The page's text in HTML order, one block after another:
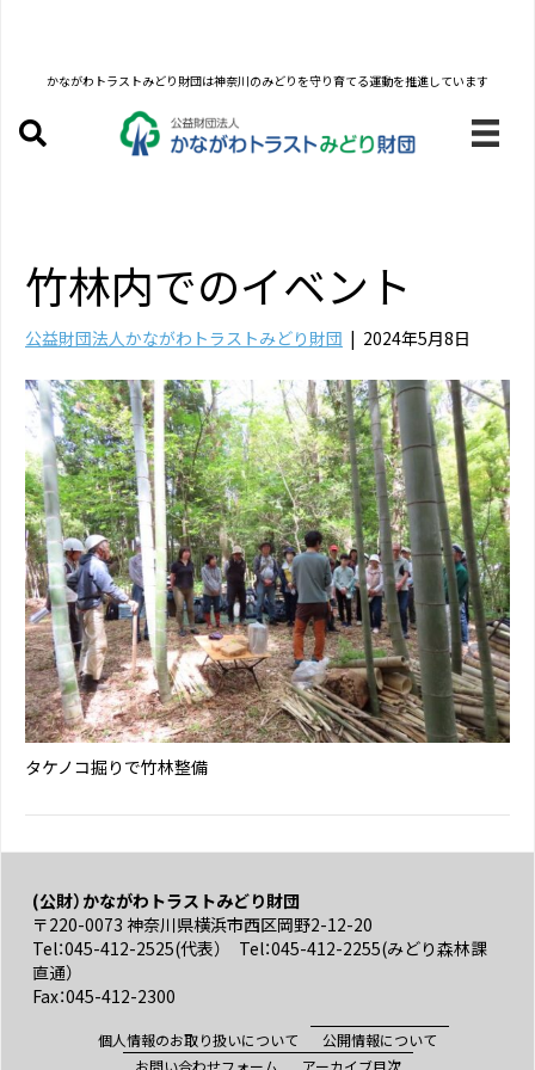
かながわトラストみどり財団は神奈川のみどりを守り育てる運動を推進しています
竹林内でのイベント
公益財団法人かながわトラストみどり財団 | 2024年5月8日
タケノコ掘りで竹林整備
(公財）かながわトラストみどり財団
〒220-0073 神奈川県横浜市西区岡野2-12-20
Tel：045-412-2525(代表） Tel：045-412-2255(みどり森林課
直通）
Fax：045-412-2300
個人情報のお取り扱いについて
公開情報について